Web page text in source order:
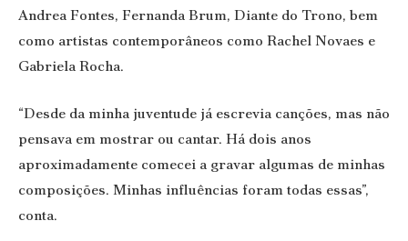
Andrea Fontes, Fernanda Brum, Diante do Trono, bem
como artistas contemporâneos como Rachel Novaes e
Gabriela Rocha.
“Desde da minha juventude já escrevia canções, mas não
pensava em mostrar ou cantar. Há dois anos
aproximadamente comecei a gravar algumas de minhas
composições. Minhas influências foram todas essas”,
conta.